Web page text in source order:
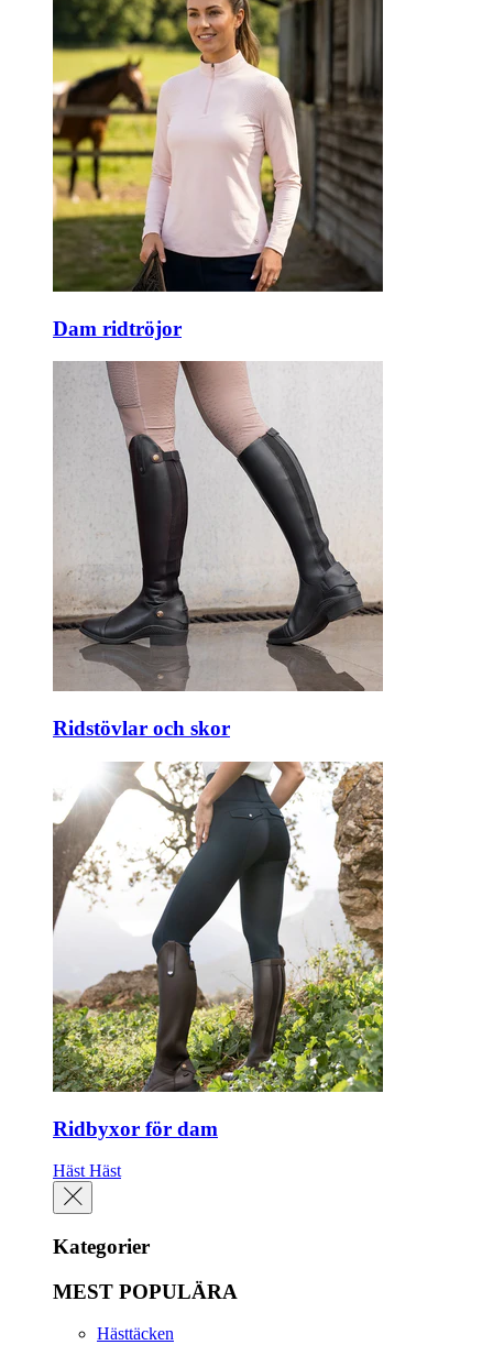
Dam ridtröjor
Ridstövlar och skor
Ridbyxor för dam
Häst Häst
Kategorier
MEST POPULÄRA
Hästtäcken